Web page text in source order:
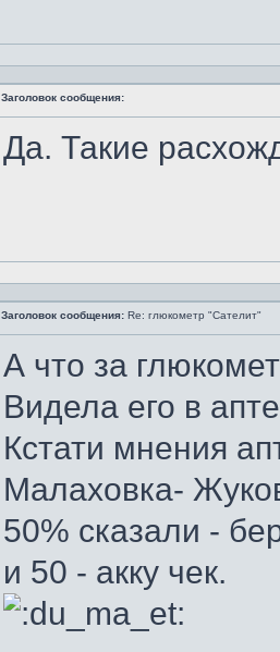
Заголовок сообщения:
Да. Такие
Заголовок сообщения: Re: глюкометр "Сателит"
А что за
Видела его в
Кстати мнения
Малаховка-
50% сказали -
и 50 - акку чек.